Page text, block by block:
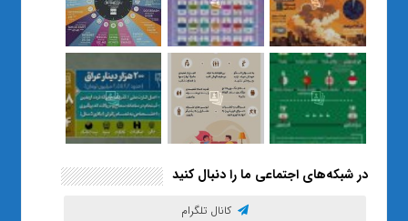
در مهم‌ترین گالری قرآنی هوش
مصنوعی تهران
در شبکه‌های اجتماعی ما را دنبال کنید
کانال تلگرام